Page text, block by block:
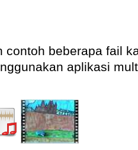
contoh beberapa fail
aplikasi